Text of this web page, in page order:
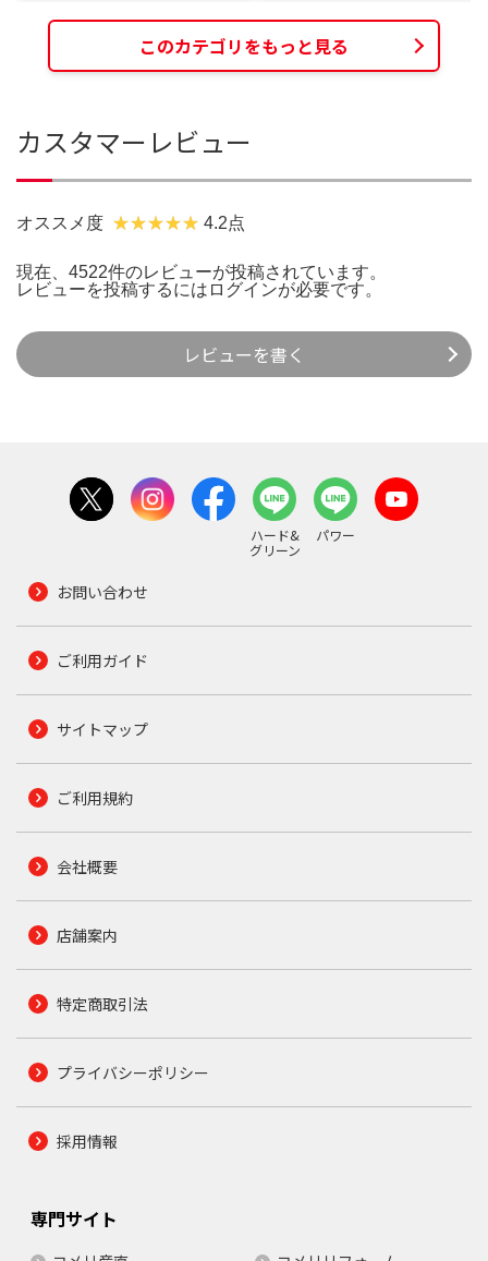
このカテゴリをもっと見る
カスタマーレビュー
オススメ度 4.2点
現在、4522件のレビューが投稿されています。
レビューを投稿するには ログインが必要です。
レビューを書く
ハード&
グリーン
パワー
お問い合わせ
ご利用ガイド
サイトマップ
ご利用規約
会社概要
店舗案内
特定商取引法
プライバシーポリシー
採用情報
専門サイト